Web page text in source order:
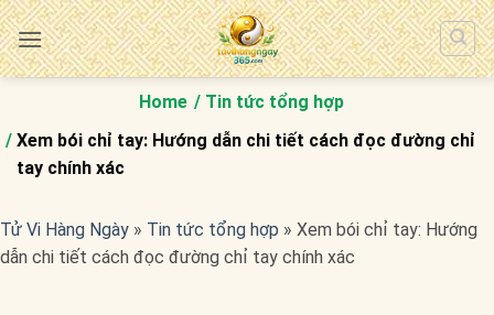
Bỏ
qua
nội
Home
Tin tức tổng hợp
Xem bói chỉ tay: Hướng dẫn chi tiết cách đọc đường chỉ
tay chính xác
Tử Vi Hàng Ngày » Tin tức tổng hợp » Xem bói chỉ tay: Hướng
dẫn chi tiết cách đọc đường chỉ tay chính xác